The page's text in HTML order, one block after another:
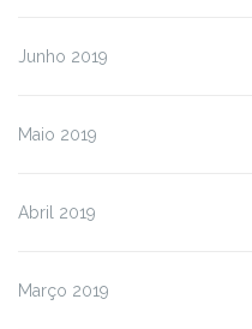
Junho 2019
Maio 2019
Abril 2019
Março 2019